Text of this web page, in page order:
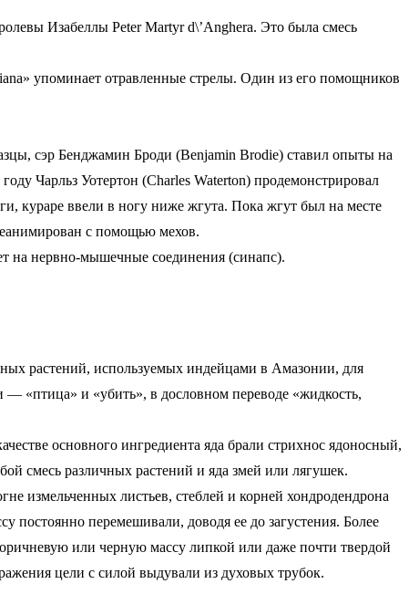
Изабеллы Peter Martyr d\’Anghera. Это была смесь
упоминает отравленные стрелы. Один из его помощников
сэр Бенджамин Броди (Benjamin Brodie) ставил опыты на
Чарльз Уотертон (Charles Waterton) продемонстрировал
кураре ввели в ногу ниже жгута. Пока жгут был на месте
с помощью мехов.
на нервно-мышечные соединения (синапс).
растений, используемых индейцами в Амазонии, для
— «птица» и «убить», в дословном переводе «жидкость,
основного ингредиента яда брали стрихнос ядоносный,
смесь различных растений и яда змей или лягушек.
измельченных листьев, стеблей и корней хондродендрона
перемешивали, доводя ее до загустения. Более
или черную массу липкой или даже почти твердой
цели с силой выдували из духовых трубок.